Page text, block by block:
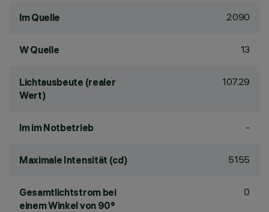
lm Quelle 2090
W Quelle 13
Lichtausbeute (realer
Wert)
107.29
lm im Notbetrieb -
Maximale Intensität (cd) 5155
Gesamtlichtstrom bei
einem Winkel von 90°
0